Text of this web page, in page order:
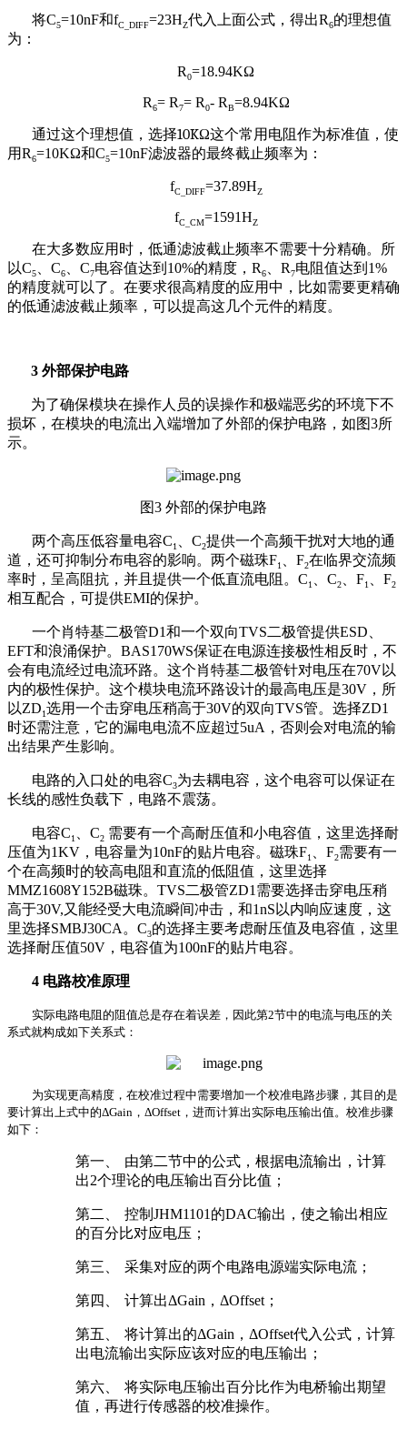
将C5=10nF和fC_DIFF=23HZ代入上面公式，得出R6的理想值
为：
R0=18.94KΩ
R6= R7= R0- RB=8.94KΩ
通过这个理想值，选择10KΩ这个常用电阻作为标准值，使
用R6=10KΩ和C5=10nF滤波器的最终截止频率为：
fC_DIFF=37.89HZ
fC_CM=1591HZ
在大多数应用时，低通滤波截止频率不需要十分精确。所
以C5 C6 C7电容值达到 10%的精度， R6 R7电阻值达到 1%
的精度就可以了。在要求很高精度的应用中，比如需要更精确
的低通滤波截止频率，可以提高这几个元件的精度。
3 外部保护电路
为了确保模块在操作人员的误操作和极端恶劣的环境下不
损坏，在模块的电流出入端增加了外部的保护电路，如图3所
示。
图3 外部的保护电路
两个高压低容量电容C1 C2提供一个高频干扰对大地的通
道，还可抑制分布电容的影响。两个磁珠F1 F2在临界交流频
率时，呈高阻抗，并且提供一个低直流电阻。 C1 C2 F1 F2
相互配合，可提供EMI的保护。
一个肖特基二极管D1和一个双向TVS二极管提供ESD
EFT和浪涌保护。 BAS170WS保证在电源连接极性相反时，不
会有电流经过电流环路。这个肖特基二极管针对电压在70V以
内的极性保护。这个模块电流环路设计的最高电压是30V ，所
以ZD1选用一个击穿电压稍高于30V的双向TVS管。选择ZD1
时还需注意，它的漏电电流不应超过5uA ，否则会对电流的输
出结果产生影响。
电路的入口处的电容C3为去耦电容，这个电容可以保证在
长线的感性负载下，电路不震荡。
电容C1 C2 需要有一个高耐压值和小电容值，这里选择耐
压值为1KV ，电容量为10nF的贴片电容。磁珠F1 F2需要有一
个在高频时的较高电阻和直流的低阻值，这里选择
MMZ1608Y152B磁珠。 TVS二极管ZD1 需要选择击穿电压稍
高于30V,又能经受大电流瞬间冲击，和1nS 以内响应速度，这
里选择SMBJ30CA 。 C3的选择主要考虑耐压值及电容值，这里
选择耐压值50V ，电容值为100nF的贴片电容。
4 电路校准原理
实际电路电阻的阻值总是存在着误差，因此第2节中的电流与电压的关
系式就构成如下关系式：
为实现更高精度，在校准过程中需要增加一个校准电路步骤，其目的是
要计算出上式中的ΔGain ， ΔOffset ，进而计算出实际电压输出值。 校准步骤
如下：
第一、
由第二节中的公式，根据电流输出，计算
出2个理论的电压输出百分比值；
第二、 控制 JHM1101 的DAC输出，使之输出相应
的百分比对应电压；
第三、 采集对应的两个电路电源端实际电流；
第四、 计算出ΔGain ， ΔOffset ；
第五、 将计算出的ΔGain ， ΔOffset代入公式，计算
出电流输出实际应该对应的电压输出；
第六、
将实际电压输出百分比作为电桥输出期望
值，再进行传感器的校准操作。